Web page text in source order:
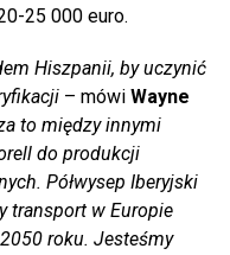
25 000 euro.
Hiszpanii, by uczynić
– mówi Wayne
to między innymi
do produkcji
Półwysep Iberyjski
transport w Europie
roku. Jesteśmy